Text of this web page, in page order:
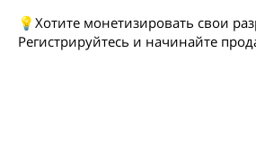
💡Хотите монетизировать свои
Регистрируйтесь и начинайте